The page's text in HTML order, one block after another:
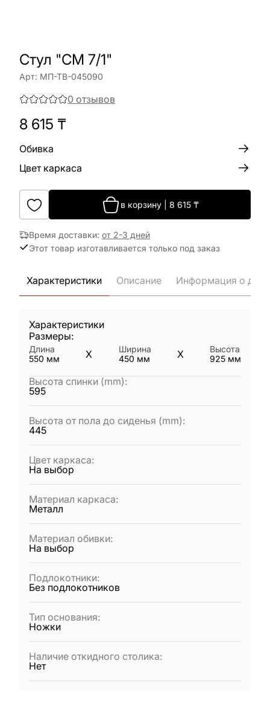
Стул "СМ 7/1"
Арт: МП-ТВ-045090
0 отзывов
8 615 ₸
Обивка
Цвет каркаса
в корзину| 8 615₸
Время доставки: от 2-3 дней
Этот товар изготавливается только под заказ
Характеристики Описание Информация о
Характеристики
Размеры:
Длина
550 мм X
Ширина
450 мм X
Высота
925 мм
Высота спинки (mm):
595
Высота от пола до сиденья (mm):
445
Цвет каркаса:
На выбор
Материал каркаса:
Металл
Материал обивки:
На выбор
Подлокотники:
Без подлокотников
Тип основания:
Ножки
Наличие откидного столика:
Нет